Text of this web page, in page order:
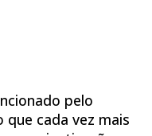
pelo
que cada vez mais